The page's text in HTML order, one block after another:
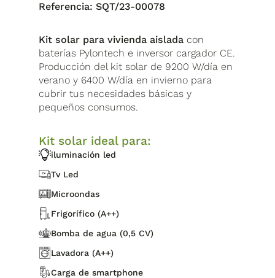
Referencia: SQT/23-00078
Kit solar para vivienda aislada con
baterías Pylontech e inversor cargador CE.
Producción del kit solar de 9200 W/día en
verano y 6400 W/día en invierno para
cubrir tus necesidades básicas y
pequeños consumos.
Kit solar ideal para:
iluminación led
Tv Led
Microondas
Frigorífico (A++)
Bomba de agua (0,5 CV)
Lavadora (A++)
Carga de smartphone